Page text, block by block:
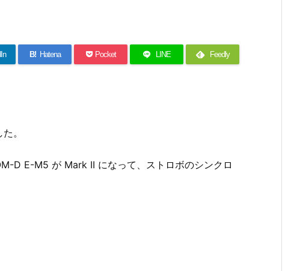
B! Hatena Pocket LINE Feedly
。
D E-M5 が Mark II になって、ストロボのシンクロ